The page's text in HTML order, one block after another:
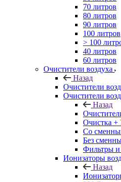
70 литров
80 литров
90 литров
100 литров
> 100
40 литров
60 литров
Очистители воздуха
Назад
Очистители
Очистители
Назад
Очистка +
Cо
Без
Фильтры и
Ионизаторы
Назад